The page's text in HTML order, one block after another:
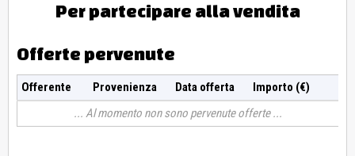
Per partecipare alla vendita
Offerte pervenute
Offerente Provenienza Data offerta
Importo (€)
Al momento non sono pervenute offerte